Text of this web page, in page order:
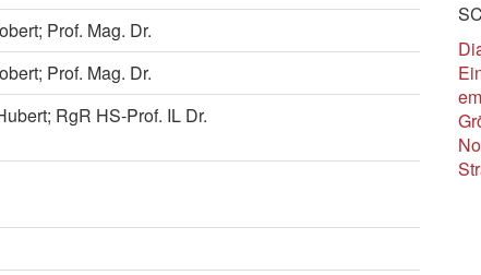
Prof. Mag. Dr.
Prof. Mag. Dr.
RgR HS-Prof. IL Dr.